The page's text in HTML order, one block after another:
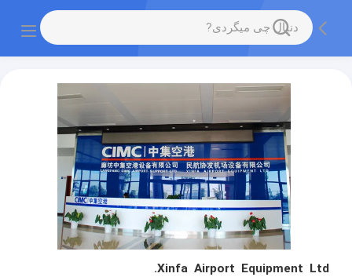
Xinfa Airport Equipment Ltd.